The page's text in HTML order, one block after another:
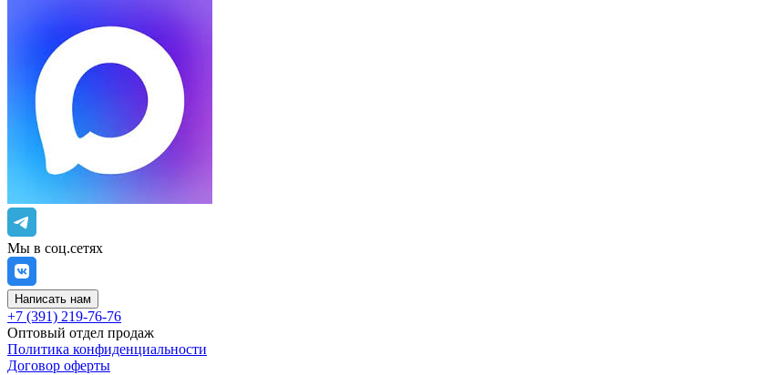
Мы в соц.сетях
Написать нам
+7 (391) 219-76-76
Оптовый отдел продаж
Политика конфиденциальности
Договор оферты